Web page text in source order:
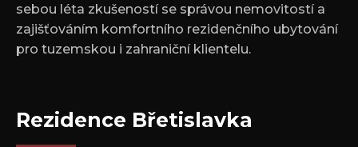
sebou léta zkušeností se správou nemovitostí a
zajišťováním komfortního rezidenčního ubytování
pro tuzemskou i zahraniční klientelu.
Rezidence Břetislavka